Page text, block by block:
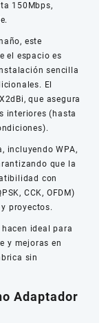
150Mbps,
este
el espacio es
sencilla
El
que asegura
interiores (hasta
incluyendo WPA,
que la
con
CCK, OFDM)
proyectos.
ideal para
y mejoras en
sin
Adaptador